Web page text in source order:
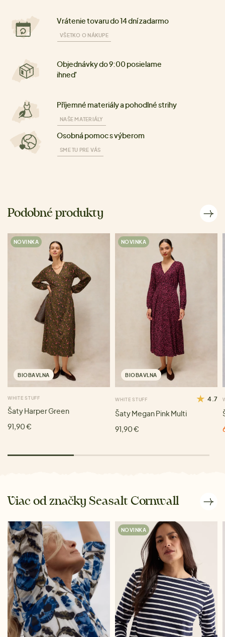
Vrátenie tovaru do 14 dní zadarmo
VŠETKO O NÁKUPE
Objednávky do 9:00 posielame
ihneď
Příjemné materiály a pohodlné strihy
NAŠE MATERIÁLY
Osobná pomoc s výberom
SME TU PRE VÁS
Podobné produkty
NOVINKA
BIOBAVLNA
WHITE STUFF
Šaty Harper Green
91,90 €
NOVINKA
BIOBAVLNA
WHITE STUFF 4.7
Šaty Megan Pink Multi
91,90 €
Viac od značky Seasalt Cornwall
NOVINKA